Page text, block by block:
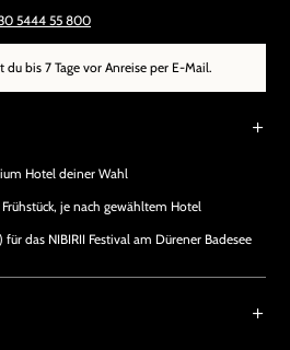
5444 55 800
du bis 7 Tage vor Anreise per E-Mail.
Hotel deiner Wahl
je nach gewähltem Hotel
für das NIBIRII Festival am Dürener Badesee